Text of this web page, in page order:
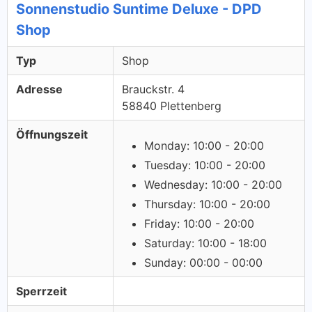
Sonnenstudio Suntime Deluxe - DPD
Shop
Typ Shop
Adresse
Brauckstr. 4
58840 Plettenberg
Öffnungszeit
Monday: 10:00 - 20:00
Tuesday: 10:00 - 20:00
Wednesday: 10:00 - 20:00
Thursday: 10:00 - 20:00
Friday: 10:00 - 20:00
Saturday: 10:00 - 18:00
Sunday: 00:00 - 00:00
Sperrzeit